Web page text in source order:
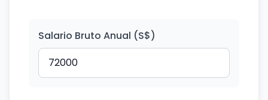
Salario Bruto Anual (S$)